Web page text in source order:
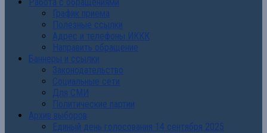
График приема
Полезные ссылки
Адрес и телефоны ИККК
Направить обращение
Баннеры и ссылки
Законодательство
Социальные сети
Для СМИ
Политические партии
Архив выборов
Единый день голосования 14 сентября 2025